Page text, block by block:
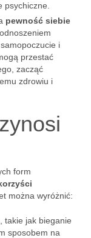
psychiczne.
pewność siebie
i
przestać
zacząć
zdrowiu i
form
można wyróżnić:
takie jak bieganie
sposobem na